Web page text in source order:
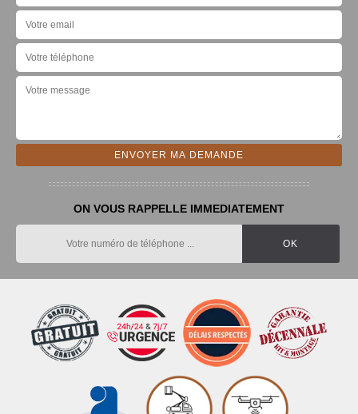
ON VOUS RAPPELLE IMMEDIATEMENT